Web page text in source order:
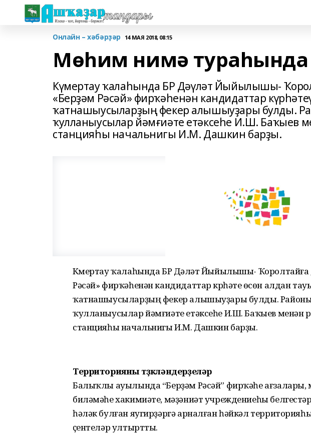
Онлайн – хәбәрҙәр 14 МАЯ 2018, 08:15
Мөһим нимә тураһында
Күмертау ҡалаһында БР Дәүләт Йыйылышы-
«Берҙәм Рәсәй» фирҡәһенән кандидаттар
ҡатнашыусыларҙың фекер алышыуҙары булды.
ҡулланыусылар йәмғиәте етәксеһе И.Ш. Баҡыев
станцияһы начальнигы И.М. Дашкин барҙы.
Күмертау ҡалаһында БР Дәүләт Йыйылышы-
Рәсәй» фирҡәһенән кандидаттар күрһәтеү өсөн алдан
ҡатнашыусыларҙың фекер алышыуҙары булды.
ҡулланыусылар йәмғиәте етәксеһе И.Ш. Баҡыев менән
станцияһы начальнигы И.М. Дашкин барҙы.
Территорияны төҙөкләндерҙеләр
Балыҡлы ауылында “Берҙәм Рәсәй” фирҡәһе
биләмәһе хакимиәте, мәҙәниәт учреждениеһы
һәләк булған яугирҙәргә арналған һәйкәл
үҫентеләр ултыртты.